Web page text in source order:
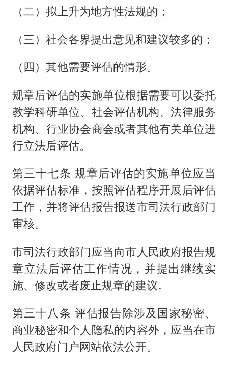
（二）拟上升为地方性法规的；
（三）社会各界提出意见和建议较多的；
（四）其他需要评估的情形。
规章后评估的实施单位根据需要可以委托
教学科研单位、社会评估机构、法律服务
机构、行业协会商会或者其他有关单位进
行立法后评估。
第三十七条 规章后评估的实施单位应当
依据评估标准，按照评估程序开展后评估
工作，并将评估报告报送市司法行政部门
审核。
市司法行政部门应当向市人民政府报告规
章立法后评估工作情况，并提出继续实
施、修改或者废止规章的建议。
第三十八条 评估报告除涉及国家秘密、
商业秘密和个人隐私的内容外，应当在市
人民政府门户网站依法公开。